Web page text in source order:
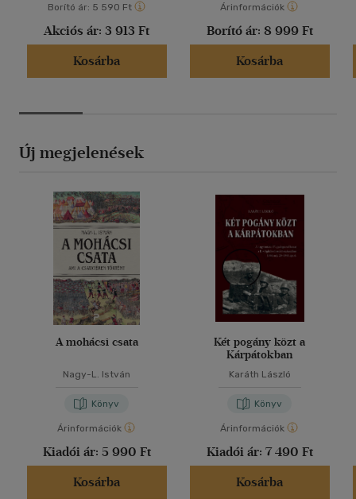
Borító ár: 5 590 Ft
Akciós ár: 3 913 Ft
Kosárba
Árinformációk
Borító ár: 8 999 Ft
Kosárba
Új megjelenések
A mohácsi csata
Nagy-L. István
Könyv
Árinformációk
Kiadói ár: 5 990 Ft
Kosárba
Két pogány közt a
Kárpátokban
Karáth László
Könyv
Árinformációk
Kiadói ár: 7 490 Ft
Kosárba